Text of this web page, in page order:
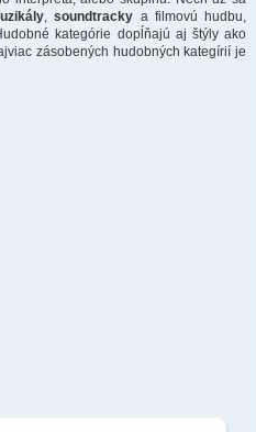
,soundtracky a filmovú hudbu,
kategórie dopĺňajú aj štýly ako
zásobených hudobných kategírií je